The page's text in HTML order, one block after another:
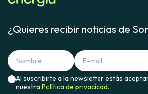
¿Quieres recibir noticias de
Al suscribirte a la newsletter estás
nuestraPolítica de privacidad.